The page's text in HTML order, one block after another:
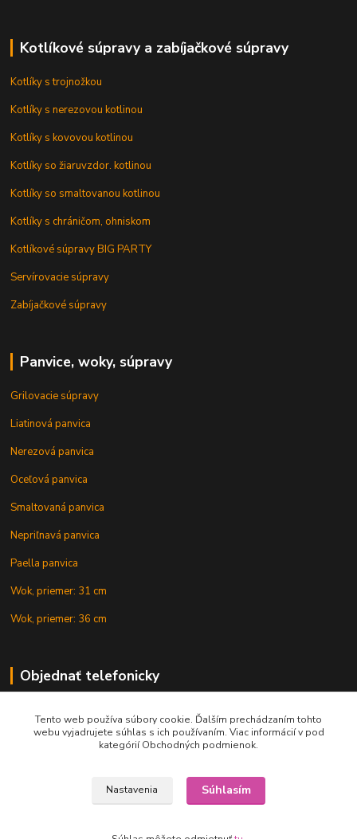
Kotlíkové súpravy a zabíjačkové súpravy
Kotlíky s trojnožkou
Kotlíky s nerezovou kotlinou
Kotlíky s kovovou kotlinou
Kotlíky so žiaruvzdor. kotlinou
Kotlíky so smaltovanou kotlinou
Kotlíky s chráničom, ohniskom
Kotlíkové súpravy BIG PARTY
Servírovacie súpravy
Zabíjačkové súpravy
Panvice, woky, súpravy
Grilovacie súpravy
Liatinová panvica
Nerezová panvica
Oceľová panvica
Smaltovaná panvica
Nepriľnavá panvica
Paella panvica
Wok, priemer: 31 cm
Wok, priemer: 36 cm
Objednať telefonicky
+421 902 212 007
Copyright © 2015-2020 KOTLIK NA GULAS.online, všetky práva vyhradené
Tento web používa súbory cookie. Ďalším prechádzaním tohto
webu vyjadrujete súhlas s ich používaním. Viac informácií v pod
kategórií Obchodných podmienok.
Nastavenia Súhlasím